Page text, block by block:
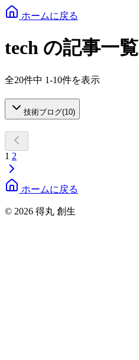
ホームに戻る
tech の記事一覧
全20件中 1-10件を表示
技術ブログ(10)
1 2
ホームに戻る
© 2026 得丸 創生